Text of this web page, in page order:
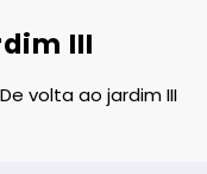
III
De volta ao jardim III